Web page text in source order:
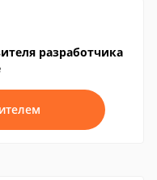
разработчика